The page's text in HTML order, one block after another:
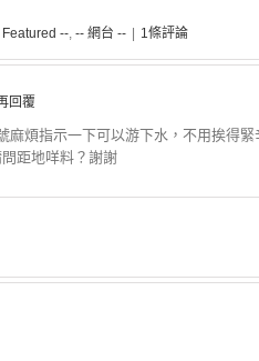
Featured --, -- 網台 -- 1條評論
回覆
麻煩指示一下可以游下水，不用挨得
距地咩料？謝謝